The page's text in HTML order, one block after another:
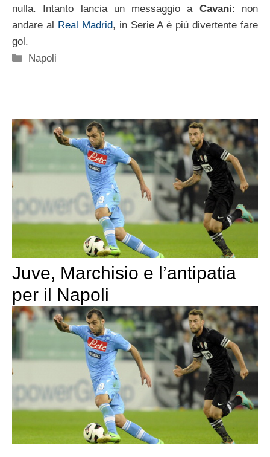
nulla. Intanto lancia un messaggio a Cavani: non
andare al Real Madrid, in Serie A è più divertente fare
gol.
Categorie
Napoli
Juve, Marchisio e l’antipatia
per il Napoli